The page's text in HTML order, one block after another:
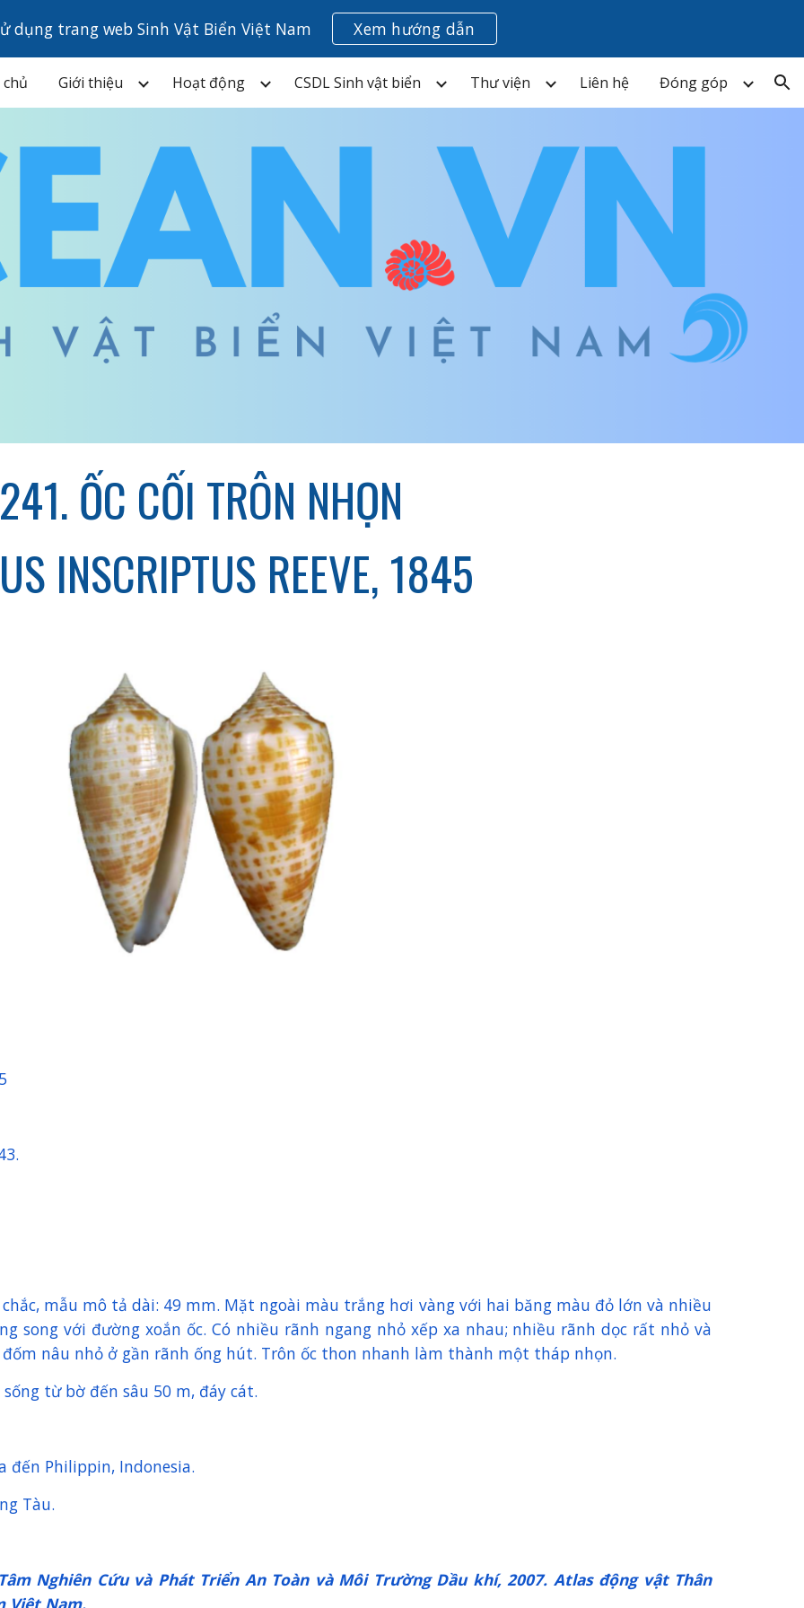
to main content Skip to navigation
dụng trang web Sinh Vật Biển Việt Nam Xem hướng dẫn
Giới thiệu Hoạt động CSDL Sinh vật biển Thư viện Liên hệ Đóng góp
241. ỐC CỐI TRÔN NHỌN
INSCRIPTUS REEVE, 1845
chắc, mẫu mô tả dài: 49 mm. Mặt ngoài màu trắng hơi vàng với hai băng màu đỏ lớn và nhiều
song với đường xoắn ốc. Có nhiều rãnh ngang nhỏ xếp xa nhau; nhiều rãnh dọc rất nhỏ và
nâu nhỏ ở gần rãnh ống hút. Trôn ốc thon nhanh làm thành một tháp nhọn.
từ bờ đến sâu 50 m, đáy cát.
đến Philippin, Indonesia.
Tàu.
Nghiên Cứu và Phát Triển An Toàn và Môi Trường Dầu khí, 2007. Atlas động vật Thân
Việt Nam.